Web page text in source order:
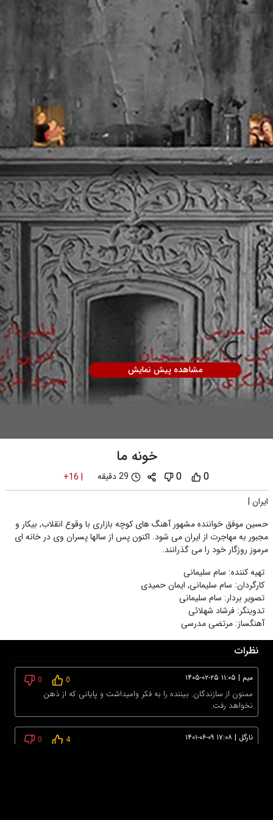
مشاهده پیش نمایش
خونه ما
0
0 29 دقیقه +16 |
ایران |
حسین موفق خواننده مشهور آهنگ های کوچه بازاری با وقوع انقلاب, بیکار و
مجبور به مهاجرت از ایران می شود. اکنون پس از سالها پسران وی در خانه ای
مرموز روزگار خود را می گذرانند.
تهیه کننده: سام سلیمانی
کارگردان: سام سلیمانی, ایمان حمیدی
تصویر بردار: سام سلیمانی
تدوینگر: فرشاد شهلائی
آهنگساز: مرتضی مدرسی
نظرات
میم | ۱۴۰۵-۰۲-۲۵ ۱۱:۰۵ 0
0
ممنون از سازندگان. بیننده را به فکر وامیداشت و پایانی که از ذهن
نخواهد رفت.
نارگل | ۱۴۰۱-۰۶-۰۹ ۱۷:۰۸ 4
0